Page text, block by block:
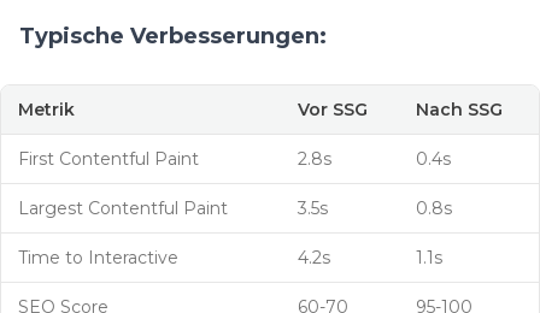
Typische Verbesserungen:
Metrik Vor SSG Nach SSG
First Contentful Paint 2.8s 0.4s
Largest Contentful Paint 3.5s 0.8s
Time to Interactive 4.2s 1.1s
SEO Score 60-70 95-100